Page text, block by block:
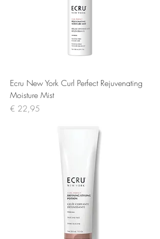
Ecru New York Curl Perfect Rejuvenating
Moisture Mist
Prijs
€ 22,95